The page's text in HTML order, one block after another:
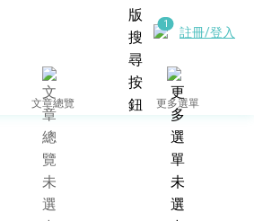
註冊/登入
文章總覽 更多選單